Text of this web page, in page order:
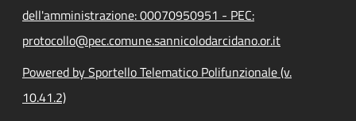
dell'amministrazione: 00070950951 - PEC:
protocollo@pec.comune.sannicolodarcidano.or.it
Powered by Sportello Telematico Polifunzionale (v.
10.41.2)